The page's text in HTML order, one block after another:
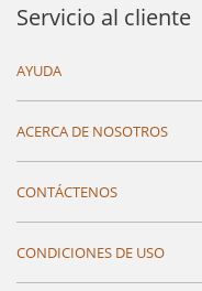
Servicio al cliente
AYUDA
ACERCA DE NOSOTROS
CONTÁCTENOS
CONDICIONES DE USO